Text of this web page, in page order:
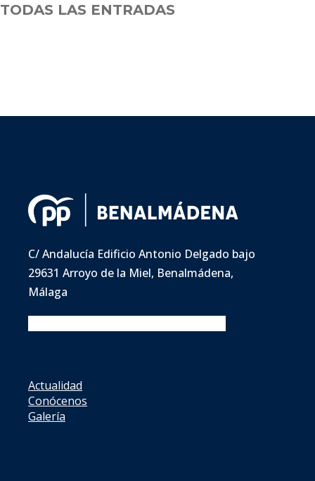
TODAS LAS ENTRADAS
C/ Andalucía Edificio Antonio Delgado bajo
29631 Arroyo de la Miel, Benalmádena,
Málaga
Actualidad
Conócenos
Galería